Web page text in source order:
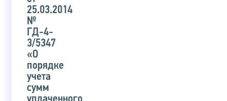
25.03.2014
№
ГД-4-
3/5347
«О
порядке
учета
сумм